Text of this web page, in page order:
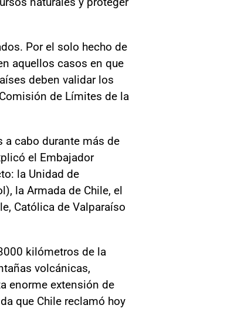
Por el solo hecho de
aquellos casos en que
deben validar los
de Límites de la
cabo durante más de
el Embajador
la Unidad de
la Armada de Chile, el
Católica de Valparaíso
kilómetros de la
volcánicas,
enorme extensión de
que Chile reclamó hoy